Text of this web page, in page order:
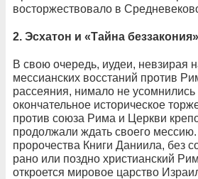
восторжествовало в
2. Эсхатон и «Тайна беззакония»
В свою очередь, иудеи, невзирая
мессианских восстаний против
рассеяния, нимало не
окончательное историческое
против союза Рима и Церкви
продолжали ждать своего
пророчества Книги Даниила, без
рано или поздно христианский Рим
откроется мировое царство